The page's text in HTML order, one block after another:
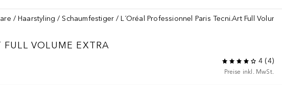
Haarstyling Schaumfestiger L´Oréal Professionnel Paris Tecni.Art Full
FULL VOLUME EXTRA
4 (4)
Preise inkl. MwSt.